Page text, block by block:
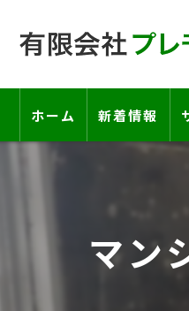
ホーム 新着情報
マン